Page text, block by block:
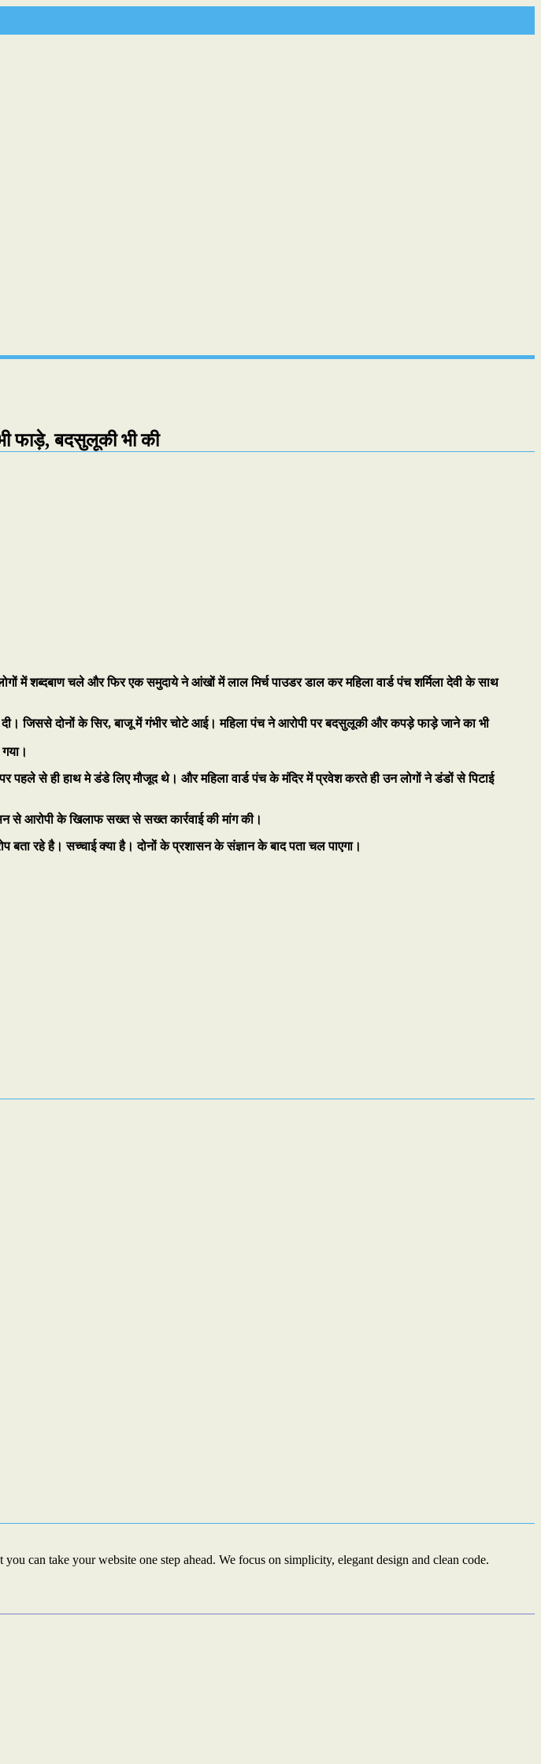
फाड़े, बदसुलूकी भी की
में शब्दबाण चले और फिर एक समुदाये ने आंखों में लाल मिर्च पाउडर डाल कर महिला वार्ड पंच शर्मिला देवी के साथ
जिससे दोनों के सिर, बाजू में गंभीर चोटे आई। महिला पंच ने आरोपी पर बदसुलूकी और कपड़े फाड़े जाने का भी
से ही हाथ मे डंडे लिए मौजूद थे। और महिला वार्ड पंच के मंदिर में प्रवेश करते ही उन लोगों ने डंडों से पिटाई
से आरोपी के खिलाफ सख्त से सख्त कार्रवाई की मांग की।
बता रहे है। सच्चाई क्या है। दोनों के प्रशासन के संज्ञान के बाद पता चल पाएगा।
can take your website one step ahead. We focus on simplicity, elegant design and clean code.